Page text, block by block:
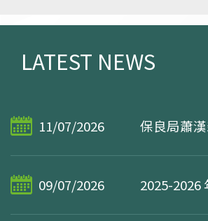
LATEST NEWS
11/07/2026 保良局蕭
09/07/2026 2025-2026